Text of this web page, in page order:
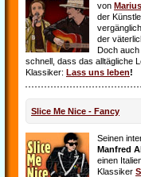
von
der
der
Doch auch
schnell, dass das alltägliche
Klassiker: Lass uns leben!
Slice Me Nice - Fancy
Seinen
Manfred
einen
Klassiker